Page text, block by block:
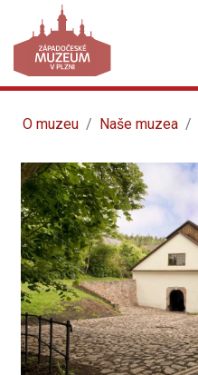
O muzeu Naše muzea